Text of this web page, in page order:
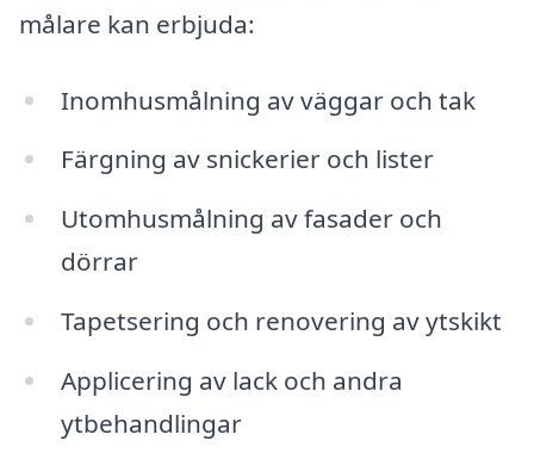
målare kan erbjuda:
Inomhusmålning av väggar och tak
Färgning av snickerier och lister
Utomhusmålning av fasader och
dörrar
Tapetsering och renovering av ytskikt
Applicering av lack och andra
ytbehandlingar